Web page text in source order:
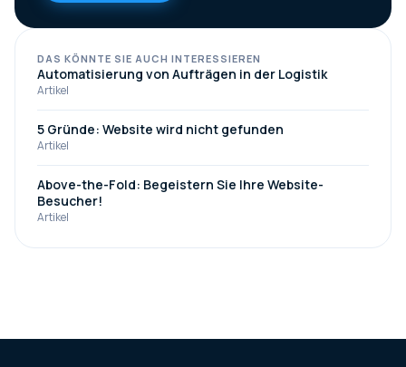
DAS KÖNNTE SIE AUCH INTERESSIEREN
Automatisierung von Aufträgen in der Logistik
Artikel
5 Gründe: Website wird nicht gefunden
Artikel
Above-the-Fold: Begeistern Sie Ihre Website-
Besucher!
Artikel